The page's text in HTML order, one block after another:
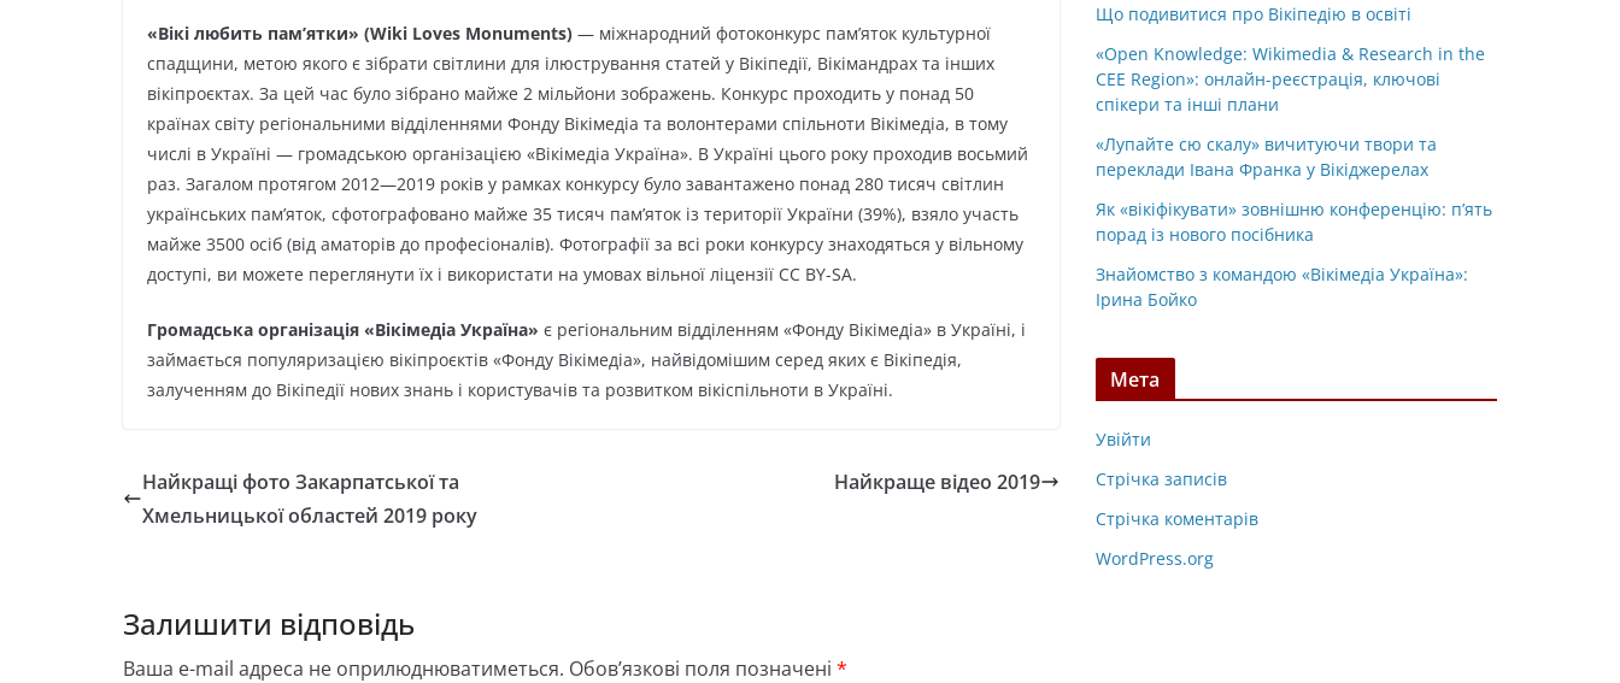
«Вікі любить пам’ятки» (Wiki Loves Monuments) — міжнародний фотоконкурс пам’яток культурної
спадщини, метою якого є зібрати світлини для ілюстрування статей у Вікіпедії, Вікімандрах та інших
вікіпроєктах. За цей час було зібрано майже 2 мільйони зображень. Конкурс проходить у понад 50
країнах світу регіональними відділеннями Фонду Вікімедіа та волонтерами спільноти Вікімедіа, в тому
числі в Україні — громадською організацією «Вікімедіа Україна». В Україні цього року проходив восьмий
раз. Загалом протягом 2012—2019 років у рамках конкурсу було завантажено понад 280 тисяч світлин
українських пам’яток, сфотографовано майже 35 тисяч пам’яток із території України (39%), взяло участь
майже 3500 осіб (від аматорів до професіоналів). Фотографії за всі роки конкурсу знаходяться у вільному
доступі, ви можете переглянути їх і використати на умовах вільної ліцензії CC BY-SA.
Громадська організація «Вікімедіа Україна» є регіональним відділенням «Фонду Вікімедіа» в Україні, і
займається популяризацією вікіпроєктів «Фонду Вікімедіа», найвідомішим серед яких є Вікіпедія,
залученням до Вікіпедії нових знань і користувачів та розвитком вікіспільноти в Україні.
Найкращі фото Закарпатської та
Хмельницької областей 2019 року
Найкраще відео 2019
Залишити відповідь
Ваша e-mail адреса не оприлюднюватиметься. Обов’язкові поля позначені *
Що подивитися про Вікіпедію в освіті
«Open Knowledge: Wikimedia & Research in the
CEE Region»: онлайн-реєстрація, ключові
спікери та інші плани
«Лупайте сю скалу» вичитуючи твори та
переклади Івана Франка у Вікіджерелах
Як «вікіфікувати» зовнішню конференцію: п’ять
порад із нового посібника
Знайомство з командою «Вікімедіа Україна»:
Ірина Бойко
Мета
Увійти
Стрічка записів
Стрічка коментарів
WordPress.org